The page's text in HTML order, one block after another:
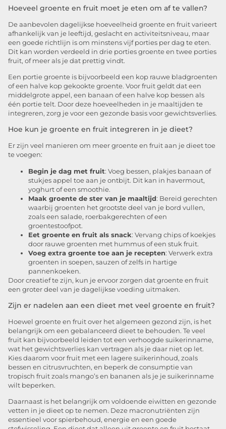
Hoeveel groente en fruit moet je eten om af te vallen?
De aanbevolen dagelijkse hoeveelheid groente en fruit varieert
afhankelijk van je leeftijd, geslacht en activiteitsniveau, maar
een goede richtlijn is om minstens vijf porties per dag te eten.
Dit kan worden verdeeld in drie porties groente en twee porties
fruit, of meer als je dat prettig vindt.
Een portie groente is bijvoorbeeld een kop rauwe bladgroenten
of een halve kop gekookte groente. Voor fruit geldt dat een
middelgrote appel, een banaan of een halve kop bessen als
één portie telt. Door deze hoeveelheden in je maaltijden te
integreren, zorg je voor een gezonde basis voor gewichtsverlies.
Hoe kun je groente en fruit integreren in je dieet?
Er zijn veel manieren om meer groente en fruit aan je dieet toe
te voegen:
Begin je dag met fruit: Voeg bessen, plakjes banaan of
stukjes appel toe aan je ontbijt. Dit kan in havermout,
yoghurt of een smoothie.
Maak groente de ster van je maaltijd: Bereid gerechten
waarbij groenten het grootste deel van je bord vullen,
zoals een salade, roerbakgerechten of een
groentestoofpot.
Eet groente en fruit als snack: Vervang chips of koekjes
door rauwe groenten met hummus of een stuk fruit.
Voeg extra groente toe aan je recepten: Verwerk extra
groenten in soepen, sauzen of zelfs in hartige
pannenkoeken.
Door creatief te zijn, kun je ervoor zorgen dat groente en fruit
een groter deel van je dagelijkse voeding uitmaken.
Zijn er nadelen aan een dieet met veel groente en fruit?
Hoewel groente en fruit over het algemeen gezond zijn, is het
belangrijk om een gebalanceerd dieet te behouden. Te veel
fruit kan bijvoorbeeld leiden tot een verhoogde suikerinname,
wat het gewichtsverlies kan vertragen als je daar niet op let.
Kies daarom voor fruit met een lagere suikerinhoud, zoals
bessen en citrusvruchten, en beperk de consumptie van
tropisch fruit zoals mango’s en bananen als je je suikerinname
wilt beperken.
Daarnaast is het belangrijk om voldoende eiwitten en gezonde
vetten in je dieet op te nemen. Deze macronutriënten zijn
essentieel voor spierbehoud, energie en een goede